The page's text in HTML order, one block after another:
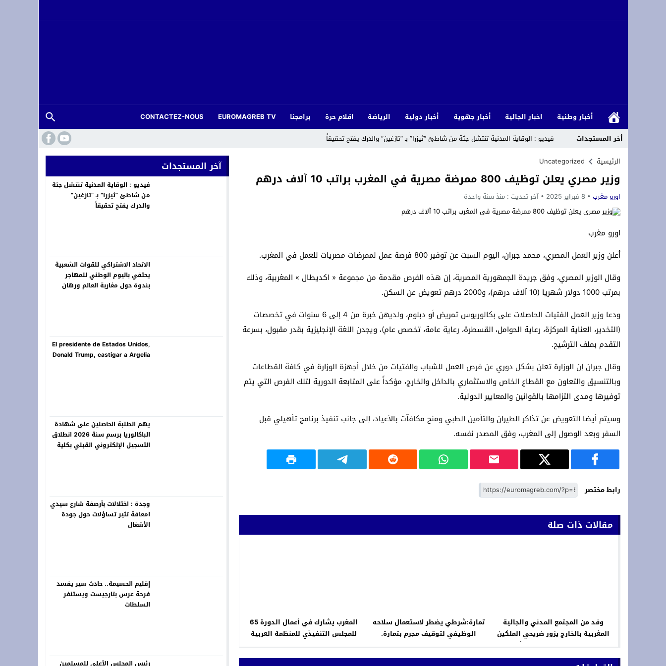
أخبار وطنية اخبار الجالية أخبار جهوية أخبار دولية الرياضة اقلام حرة برامجنا EUROMAGREB TV
CONTACTEZ-NOUS
أخر المستجدات
فيديو : الوقاية المدنية تنتشل جثة من شاطئ “ثيزرا” بـ “تازغين” والدرك يفتح تحقيقاً
الاتحاد الاشتراكي للقوات الشعبية يحتفي باليوم الوطني للمهاجر بندوة حول مغاربة العالم ورهان المستقبل
El presidente de Estados Unidos, Donald Trump, castigar a Argelia
يهم الطلبة الحاصلين على شهادة الباكالوريا برسم سنة 2026 انطلاق التسجيل الإلكتروني القبلي بكلية العلوم القانونية والسياسية بالناظور برسم الموسم الجامعي 2026-2027
وجدة : اختلالات بأرصفة شارع سيدي امعافة تثير تساؤلات حول جودة الأشغال
لقاء دولي حول قضايا الشباب والطلبة بالمنتدى الاجتماعي العالمي في كوتونو ببصمة مغربية
تحت الرعاية السامية لجلالة الملك: الرباط تستقبل الدورة 14 لمهرجان “صيف الأوداية” بتكريم قامات فنية سامقة
*Marruecos lanza su mayor plan de conectividad aérea con Ryanair.*
الرئيسية Uncategorized
وزير مصري يعلن توظيف 800 ممرضة مصرية في المغرب براتب 10 آلاف درهم
اورو مغرب 8 فبراير 2025 آخر تحديث : منذ سنة واحدة
اورو مغرب
أعلن وزير العمل المصري، محمد جبران، اليوم السبت عن توفير 800 فرصة عمل لممرضات مصريات للعمل في المغرب.
وقال الوزير المصري، وفق جريدة الجمهورية المصرية، إن هذه الفرص مقدمة من مجموعة « اكديطال » المغربية، وذلك
بمرتب 1000 دولار شهريا (10 آلاف درهم)، و2000 درهم تعويض عن السكن.
ودعا وزير العمل الفتيات الحاصلات على بكالوريوس تمريض أو دبلوم، ولديهن خبرة من 4 إلى 6 سنوات في تخصصات
(التخدير، العناية المركزة، رعاية الحوامل، القسطرة، رعاية عامة، تخصص عام)، ويجدن اللغة الإنجليزية بقدر مقبول، بسرعة
التقدم بملف الترشيح.
وقال جبران إن الوزارة تعلن بشكل دوري عن فرص العمل للشباب والفتيات من خلال أجهزة الوزارة في كافة القطاعات
وبالتنسيق والتعاون مع القطاع الخاص والاستثماري بالداخل والخارج، مؤكداً على المتابعة الدورية لتلك الفرص التي يتم
توفيرها ومدى التزامها بالقوانين والمعايير الدولية.
وسيتم أيضا التعويض عن تذاكر الطيران والتأمين الطبي ومنح مكافآت بالأعياد، إلى جانب تنفيذ برنامج تأهيلي قبل
السفر وبعد الوصول إلى المغرب، وفق المصدر نفسه.
رابط مختصر
مقالات ذات صلة
وفد من المجتمع المدني والجالية
المغربية بالخارج يزور ضريحي الملكين
محمد الخامس والحسن الثاني
تمارة:شرطي يضطر لاستعمال سلاحه
الوظيفي لتوقيف مجرم بتمارة.
المغرب يشارك في أعمال الدورة 65
للمجلس التنفيذي للمنظمة العربية
آخر المستجدات
فيديو : الوقاية المدنية تنتشل جثة
من شاطئ “ثيزرا” بـ “تازغين”
والدرك يفتح تحقيقاً
الاتحاد الاشتراكي للقوات الشعبية
يحتفي باليوم الوطني للمهاجر
بندوة حول مغاربة العالم ورهان
El presidente de Estados Unidos,
Donald Trump, castigar a Argelia
يهم الطلبة الحاصلين على شهادة
الباكالوريا برسم سنة 2026 انطلاق
التسجيل الإلكتروني القبلي بكلية
وجدة : اختلالات بأرصفة شارع سيدي
امعافة تثير تساؤلات حول جودة
الأشغال
إقليم الحسيمة.. حادث سير يفسد
فرحة عرس بتارجيست ويستنفر
السلطات
رئيس المجلس الأعلى للمسلمين